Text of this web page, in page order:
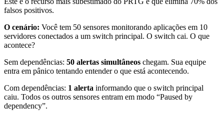
falsos positivos.
O cenário: Você tem 50 sensores monitorando aplicações em 10
servidores conectados a um switch principal. O switch cai. O que
acontece?
Sem dependências: 50 alertas simultâneos chegam. Sua equipe
entra em pânico tentando entender o que está acontecendo.
Com dependências: 1 alerta informando que o switch principal
caiu. Todos os outros sensores entram em modo “Paused by
dependency”.